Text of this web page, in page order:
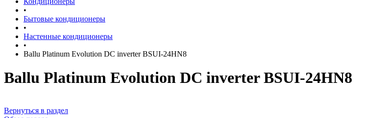
•
Бытовые кондиционеры
•
Настенные кондиционеры
•
Ballu Platinum Evolution DC inverter BSUI-24HN8
Ballu Platinum Evolution DC inverter BSUI-24HN8
Вернуться в раздел